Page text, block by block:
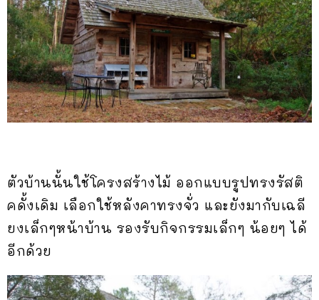
ตัวบ้านนั้นใช้โครงสร้างไม้ ออกแบบรูปทรงรัสติ
คดั้งเดิม เลือกใช้หลังคาทรงจั่ว และยังมากับเฉลี
ยงเล็กๆหน้าบ้าน รองรับกิจกรรมเล็กๆ น้อยๆ ได้
อีกด้วย